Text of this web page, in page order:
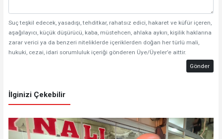
Suç teşkil edecek, yasadışı, tehditkar, rahatsız edici, hakaret ve küfür içeren,
aşağılayıcı, küçük düşürücü, kaba, müstehcen, ahlaka aykırı, kişilik haklarına
zarar verici ya da benzeri niteliklerde içeriklerden doğan her türlü mali,
hukuki, cezai, idari sorumluluk içeriği gönderen Üye/Üyeler’e aittir.
Gönder
İlginizi Çekebilir